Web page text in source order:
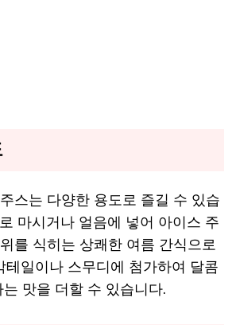
스는 다양한 용도로 즐길 수 있습
마시거나 얼음에 넣어 아이스 주
를 식히는 상쾌한 여름 간식으로
테일이나 스무디에 첨가하여 달콤
맛을 더할 수 있습니다.